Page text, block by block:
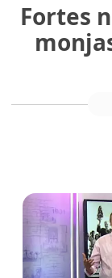
Fortes